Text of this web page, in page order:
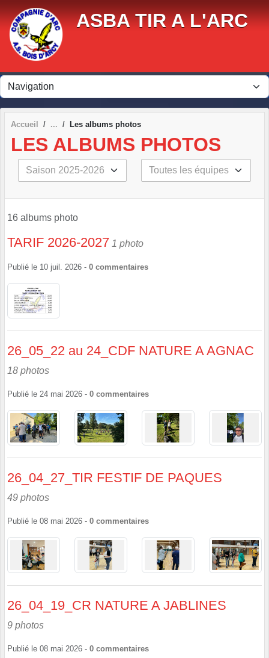
ASBA TIR A L'ARC
Accueil Les albums photos
LES ALBUMS PHOTOS
16 albums photo
TARIF 2026-2027 1 photo
Publié le 10 juil. 2026 - 0 commentaires
26_05_22 au 24_CDF NATURE A AGNAC
18 photos
Publié le 24 mai 2026 - 0 commentaires
26_04_27_TIR FESTIF DE PAQUES
49 photos
Publié le 08 mai 2026 - 0 commentaires
26_04_19_CR NATURE A JABLINES
9 photos
Publié le 08 mai 2026 - 0 commentaires
Panneau de gestion des cookies